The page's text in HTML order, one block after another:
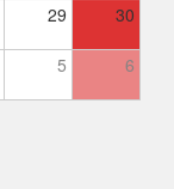
29 30
5 6